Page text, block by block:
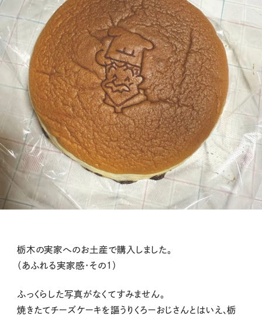
栃木の実家へのお土産で購入しました。
（あふれる実家感・その１）
ふっくらした写真がなくてすみません。
焼きたてチーズケーキを謳うりくろーおじさんとはいえ、栃